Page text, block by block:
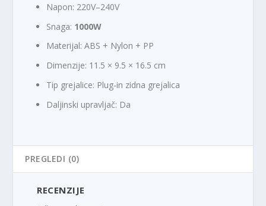
Napon: 220V–240V
Snaga: 1000W
Materijal: ABS + Nylon + PP
Dimenzije: 11.5 × 9.5 × 16.5 cm
Tip grejalice: Plug-in zidna grejalica
Daljinski upravljač: Da
PREGLEDI (0)
RECENZIJE